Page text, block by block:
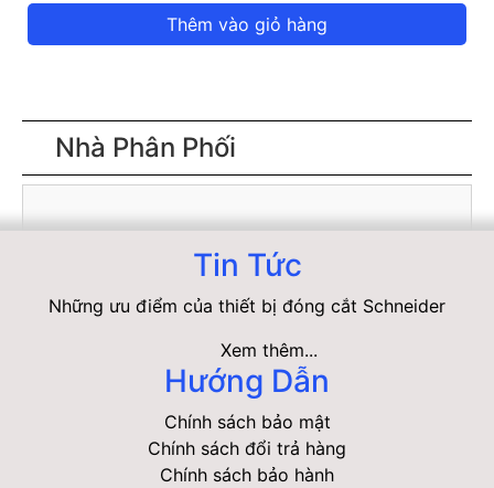
Thêm vào giỏ hàng
Nhà Phân Phối
Tin Tức
Những ưu điểm của thiết bị đóng cắt Schneider
Xem thêm...
Hướng Dẫn
Chính sách bảo mật
Chính sách đổi trả hàng
Chính sách bảo hành